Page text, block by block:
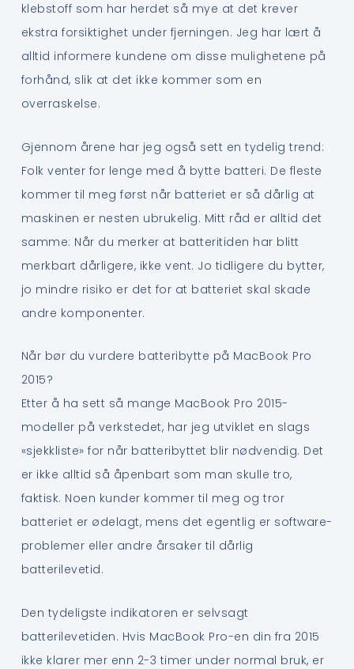
klebstoff som har herdet så mye at det krever
ekstra forsiktighet under fjerningen. Jeg har lært å
alltid informere kundene om disse mulighetene på
forhånd, slik at det ikke kommer som en
overraskelse.
Gjennom årene har jeg også sett en tydelig trend:
Folk venter for lenge med å bytte batteri. De fleste
kommer til meg først når batteriet er så dårlig at
maskinen er nesten ubrukelig. Mitt råd er alltid det
samme: Når du merker at batteritiden har blitt
merkbart dårligere, ikke vent. Jo tidligere du bytter,
jo mindre risiko er det for at batteriet skal skade
andre komponenter.
Når bør du vurdere batteribytte på MacBook Pro
2015?
Etter å ha sett så mange MacBook Pro 2015-
modeller på verkstedet, har jeg utviklet en slags
«sjekkliste» for når batteribyttet blir nødvendig. Det
er ikke alltid så åpenbart som man skulle tro,
faktisk. Noen kunder kommer til meg og tror
batteriet er ødelagt, mens det egentlig er software-
problemer eller andre årsaker til dårlig
batterilevetid.
Den tydeligste indikatoren er selvsagt
batterilevetiden. Hvis MacBook Pro-en din fra 2015
ikke klarer mer enn 2-3 timer under normal bruk, er